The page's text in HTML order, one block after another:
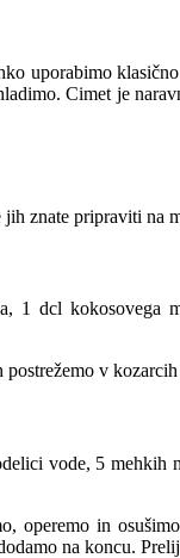
uporabimo
Cimet je
znate pripraviti
1 dcl kokosovega
postrežemo v
vode, 5
operemo in
na koncu.